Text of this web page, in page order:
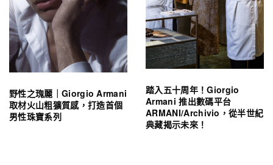
野性之瑰麗｜Giorgio Armani
取材火山粗獷質感，打造首個
男性珠寶系列
踏入五十周年！Giorgio
Armani 推出數碼平台
ARMANI/Archivio，從半世紀
典藏揭示未來！